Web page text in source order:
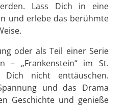
Lass Dich in eine
und erlebe das berühmte
oder als Teil einer Serie
– „Frankenstein“ im St.
nicht enttäuschen.
und das Drama
Geschichte und genieße